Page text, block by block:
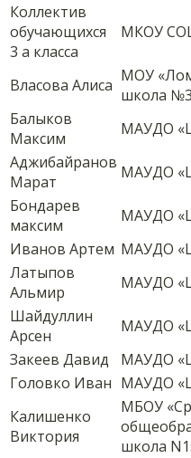
Коллектив
обучающихся
3 а класса
МКОУ
Власова Алиса МОУ
школа
Балыков
Максим
МАУДО
Аджибайранов
Марат
МАУДО
Бондарев
максим
МАУДО
Иванов Артем МАУДО
Латыпов
Альмир
МАУДО
Шайдуллин
Арсен
МАУДО
Закеев Давид
МАУДО
Головко Иван МАУДО
Калишенко
Виктория
МБОУ
школа